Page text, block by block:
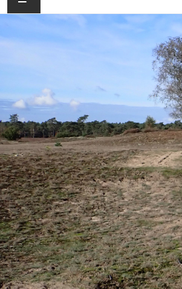
VERENIGING
STALPRAET
GESCHIEDENIS
LINKS